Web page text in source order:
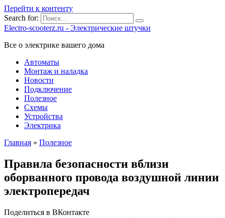
Перейти к контенту
Search for:
Electro-scooterz.ru - Электрические штучки
Все о электрике вашего дома
Автоматы
Монтаж и наладка
Новости
Подключение
Полезное
Схемы
Устройства
Электрика
Главная » Полезное
Правила безопасности вблизи
оборванного провода воздушной линии
электропередач
Поделиться в ВКонтакте